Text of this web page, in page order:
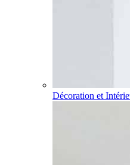
Décoration et